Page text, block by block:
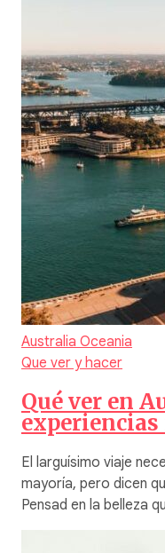
Australia Oceania
Que ver y hacer
Qué ver en
El larguísimo viaje
mayoría, pero dicen
Pensad en la belleza